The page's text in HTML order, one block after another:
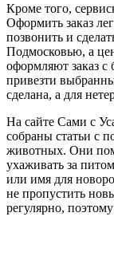
Кроме того,
Оформить заказ
позвонить и
Подмосковью, а
оформляют заказ с
привезти
сделана, а для
На сайте Сами с
собраны статьи с
животных. Они
ухаживать за
или имя для
не пропустить
регулярно,